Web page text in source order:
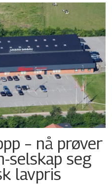
– nå prøver
selskap seg
lavpris